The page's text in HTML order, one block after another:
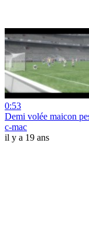
0:53
Demi volée maicon
c-mac
il y a 19 ans